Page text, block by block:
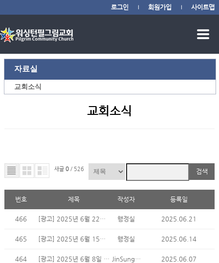
로그인 회원가입 사이트맵
자료실
교회소식
교회소식
새글 0/ 526 검색
번호 제목 작성자 등록일
466 [광고] 2025년 6월 22일 주일 광고 행정실 2025.06.21
465 [광고] 2025년 6월 15일 주일 광고 행정실 2025.06.14
464 [광고] 2025년 6월 8일 주일 광고 JinSung Min 2025.06.07